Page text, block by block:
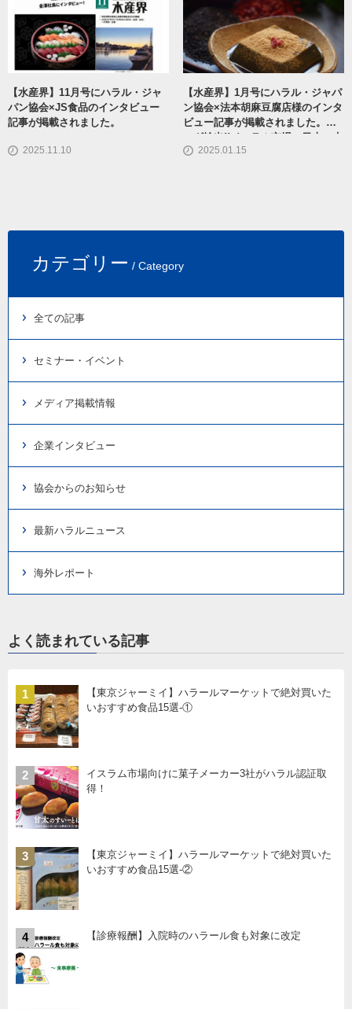
【水産界】11月号にハラル・ジャ
パン協会×JS食品のインタビュー
記事が掲載されました。
2025.11.10
【水産界】1月号にハラル・ジャパ
ン協会×法本胡麻豆腐店様のインタ
ビュー記事が掲載されました。～
いざ輸出!!イスラム市場へ日本の水
産業界2025.01.15
カテゴリー / Category
全ての記事
セミナー・イベント
メディア掲載情報
企業インタビュー
協会からのお知らせ
最新ハラルニュース
海外レポート
よく読まれている記事
1
【東京ジャーミイ】ハラールマーケットで絶対買いた
いおすすめ食品15選-①
2
イスラム市場向けに菓子メーカー3社がハラル認証取
得！
3
【東京ジャーミイ】ハラールマーケットで絶対買いた
いおすすめ食品15選-②
4 【診療報酬】入院時のハラール食も対象に改定